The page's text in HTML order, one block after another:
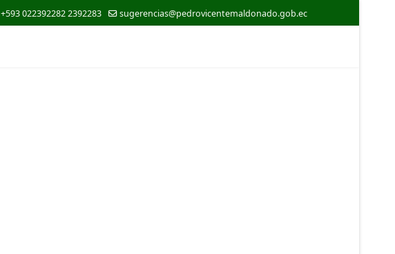
+593 022392282 2392283 sugerencias@pedrovicentemaldonado.gob.ec